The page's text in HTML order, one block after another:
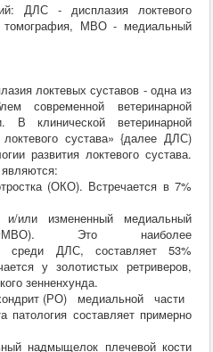
ДЛС - дисплазия локтевого
томография, МВО - медиальный
локтевых суставов - одна из
современной ветеринарной
В клинической ветеринарной
сустава» {далее ДЛС)
развития локтевого сустава.
(ОКО). Встречается в 7%
измененный медиальный
(ФМВО). Это наиболее
среди ДЛС, составляет 53%
у золотистых ретриверов,
зенненхунда.
(РО) медиальной части
составляет примерно
надмыщелок плечевой кости